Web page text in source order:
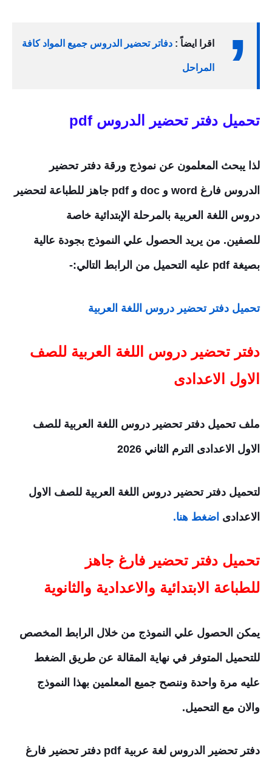
اقرا ايضاً : دفاتر تحضير الدروس جميع المواد كافة
المراحل
تحميل دفتر تحضير الدروس pdf
لذا يبحث المعلمون عن نموذج ورقة دفتر تحضير
الدروس فارغ word و doc و pdf جاهز للطباعة لتحضير
دروس اللغة العربية بالمرحلة الإبتدائية خاصة
للصفين. من يريد الحصول علي النموذج بجودة عالية
بصيغة pdf عليه التحميل من الرابط التالي:-
تحميل دفتر تحضير دروس اللغة العربية
دفتر تحضير دروس اللغة العربية للصف
الاول الاعدادى
ملف تحميل دفتر تحضير دروس اللغة العربية للصف
الاول الاعدادى الترم الثاني 2026
لتحميل دفتر تحضير دروس اللغة العربية للصف الاول
الاعدادى اضغط هنا.
تحميل دفتر تحضير فارغ جاهز
للطباعة الابتدائية والاعدادية والثانوية
يمكن الحصول علي النموذج من خلال الرابط المخصص
للتحميل المتوفر في نهاية المقالة عن طريق الضغط
عليه مرة واحدة وننصح جميع المعلمين بهذا النموذج
والان مع التحميل.
دفتر تحضير الدروس لغة عربية pdf دفتر تحضير فارغ